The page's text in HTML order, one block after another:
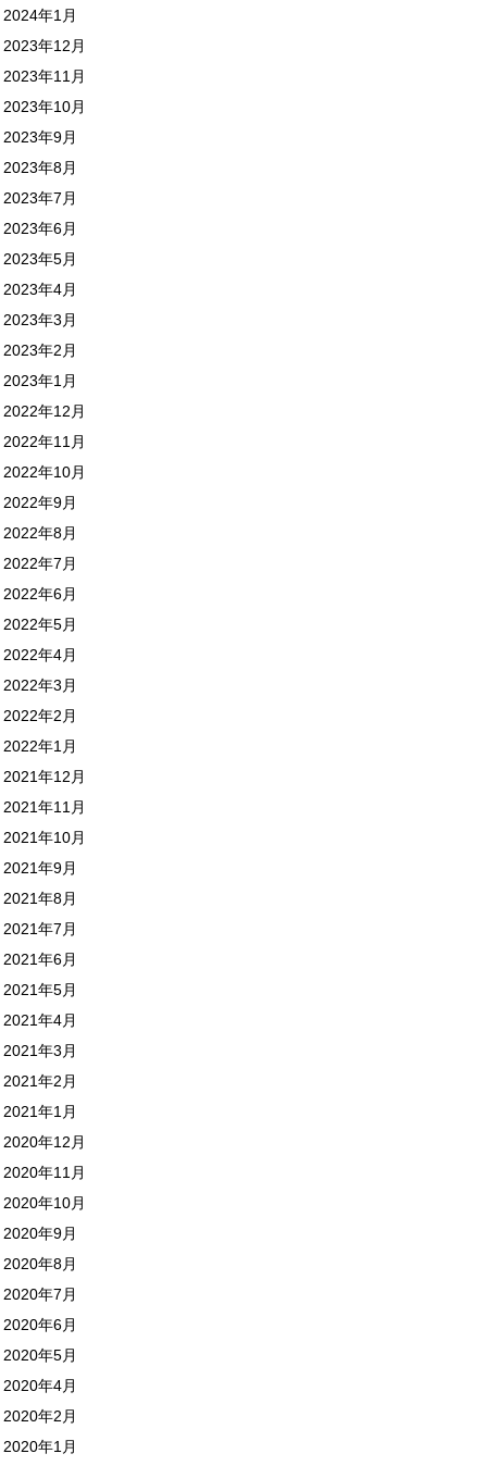
2024年1月
2023年12月
2023年11月
2023年10月
2023年9月
2023年8月
2023年7月
2023年6月
2023年5月
2023年4月
2023年3月
2023年2月
2023年1月
2022年12月
2022年11月
2022年10月
2022年9月
2022年8月
2022年7月
2022年6月
2022年5月
2022年4月
2022年3月
2022年2月
2022年1月
2021年12月
2021年11月
2021年10月
2021年9月
2021年8月
2021年7月
2021年6月
2021年5月
2021年4月
2021年3月
2021年2月
2021年1月
2020年12月
2020年11月
2020年10月
2020年9月
2020年8月
2020年7月
2020年6月
2020年5月
2020年4月
2020年2月
2020年1月